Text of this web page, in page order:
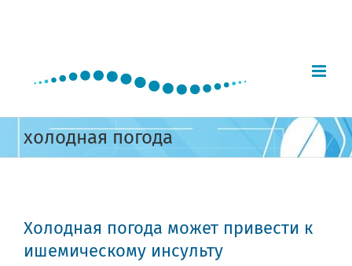
холодная погода
Холодная погода может привести к
ишемическому инсульту